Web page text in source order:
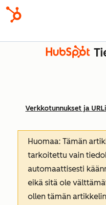
Verkkotunnukset ja
Huomaa: Tämän
tarkoitettu vain
automaattisesti
eikä sitä ole
ollen tämän